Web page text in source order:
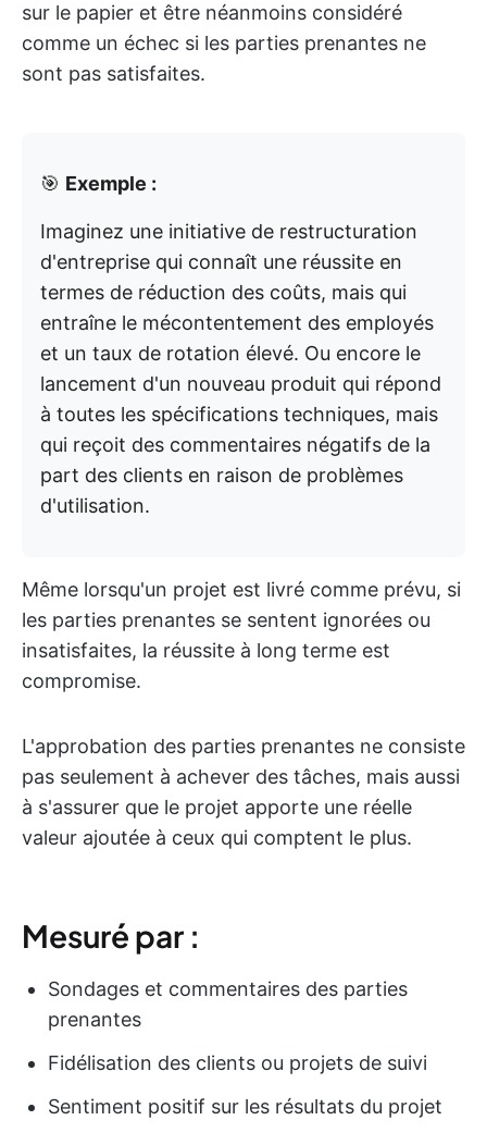
sur le papier et être néanmoins considéré
comme un échec si les parties prenantes ne
sont pas satisfaites.
🎯 Exemple :
Imaginez une initiative de restructuration
d'entreprise qui connaît une réussite en
termes de réduction des coûts, mais qui
entraîne le mécontentement des employés
et un taux de rotation élevé. Ou encore le
lancement d'un nouveau produit qui répond
à toutes les spécifications techniques, mais
qui reçoit des commentaires négatifs de la
part des clients en raison de problèmes
d'utilisation.
Même lorsqu'un projet est livré comme prévu, si
les parties prenantes se sentent ignorées ou
insatisfaites, la réussite à long terme est
compromise.
L'approbation des parties prenantes ne consiste
pas seulement à achever des tâches, mais aussi
à s'assurer que le projet apporte une réelle
valeur ajoutée à ceux qui comptent le plus.
Mesuré par :
Sondages et commentaires des parties
prenantes
Fidélisation des clients ou projets de suivi
Sentiment positif sur les résultats du projet